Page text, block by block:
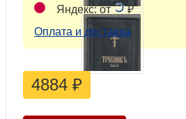
Яндекс: от
₽
Оплата и доставка
4884 ₽